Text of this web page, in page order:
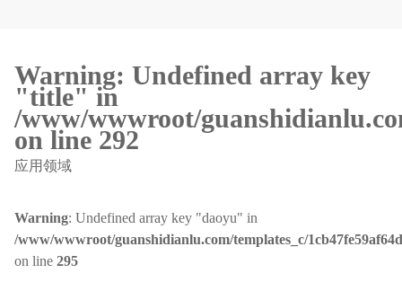
Warning: Undefined array key
"title" in
/www/wwwroot/
on line 292
应用领域
Warning: Undefined array key "daoyu" in
/www/wwwroot/guanshidianlu.com/templates_c/
on line 295